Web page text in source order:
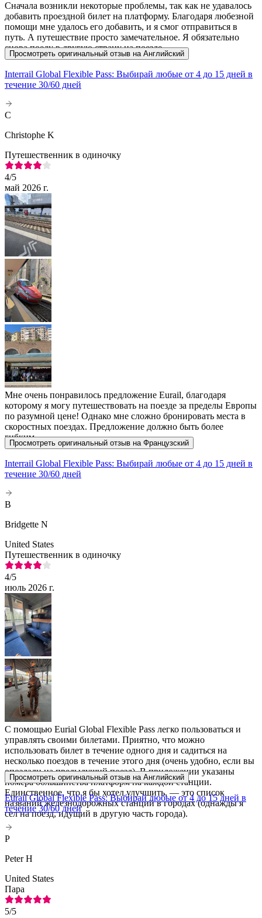
Сначала возникли некоторые проблемы, так как не удавалось
добавить проездной билет на платформу. Благодаря любезной
помощи мне удалось его добавить, и я смог отправиться в
путь. А путешествие просто замечательное. Я обязательно
снова поеду в другую страну на поезде.
Просмотреть оригинальный отзыв на Английский
Interrail Global Flexible Pass: Выбирай любые от 4 до 15 дней в
течение 30/60 дней
C
Christophe K
Путешественник в одиночку
4/5
май 2026 г.
Мне очень понравилось предложение Eurail, благодаря
которому я могу путешествовать на поезде за пределы Европы
по разумной цене! Однако мне сложно бронировать места в
скоростных поездах. Предложение должно быть более
гибким.
Просмотреть оригинальный отзыв на Французский
Interrail Global Flexible Pass: Выбирай любые от 4 до 15 дней в
течение 30/60 дней
B
Bridgette N
United States
Путешественник в одиночку
4/5
июль 2026 г.
С помощью Eurial Global Flexible Pass легко пользоваться и
управлять своими билетами. Приятно, что можно
использовать билет в течение одного дня и садиться на
несколько поездов в течение этого дня (очень удобно, если вы
опоздали на предыдущий поезд). В приложении указаны
номера большинства платформ на каждой станции.
Единственное, что я бы хотел улучшить, — это список
названий железнодорожных станций в городах (однажды я
сел на поезд, идущий в другую часть города).
Просмотреть оригинальный отзыв на Английский
Eurail Global Flexible Pass: Выбирай любые от 4 до 15 дней в
течение 30/60 дней
P
Peter H
United States
Пара
5/5